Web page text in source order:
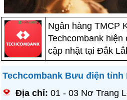
Ngân hàng TMCP
Techcombank
cập nhật tại Đắk
Techcombank Bưu điện tỉnh
Địa chỉ:01 - 03 Nơ Trang